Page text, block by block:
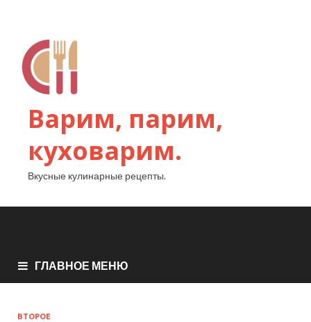
Варим, парим,
куховарим.
Вкусные кулинарные рецепты.
ГЛАВНОЕ МЕНЮ
ВТОРОЕ